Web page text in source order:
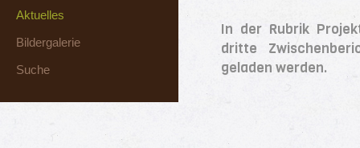
Aktuelles
Bildergalerie
Suche
In der Rubrik
dritte
geladen werden.